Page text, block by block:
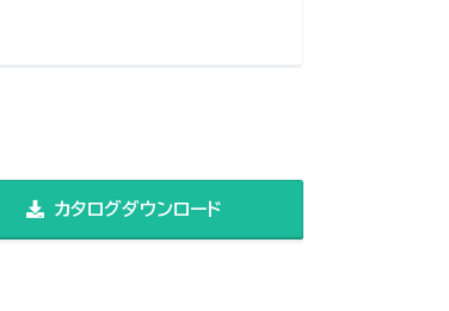
カタログダウンロード